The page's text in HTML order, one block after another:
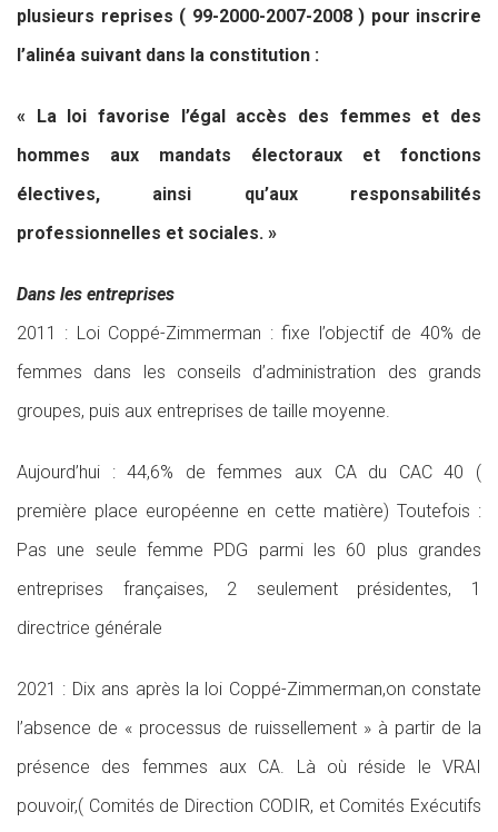
plusieurs reprises ( 99-2000-2007-2008 ) pour inscrire
l’alinéa suivant dans la constitution :
« La loi favorise l’égal accès des femmes et des
hommes aux mandats électoraux et fonctions
électives, ainsi qu’aux responsabilités
professionnelles et sociales. »
Dans les entreprises
2011 : Loi Coppé-Zimmerman : fixe l’objectif de 40% de
femmes dans les conseils d’administration des grands
groupes, puis aux entreprises de taille moyenne.
Aujourd’hui : 44,6% de femmes aux CA du CAC 40 (
première place européenne en cette matière) Toutefois :
Pas une seule femme PDG parmi les 60 plus grandes
entreprises françaises, 2 seulement présidentes, 1
directrice générale
2021 : Dix ans après la loi Coppé-Zimmerman,on constate
l’absence de « processus de ruissellement » à partir de la
présence des femmes aux CA. Là où réside le VRAI
pouvoir,( Comités de Direction CODIR, et Comités Exécutifs